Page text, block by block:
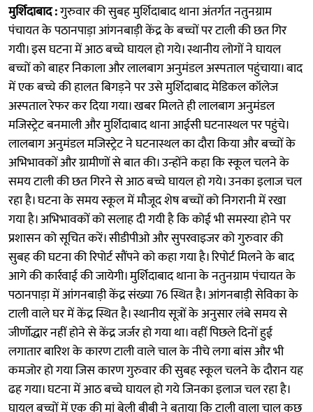
मुर्शिदाबाद :गुरुवार की सुबह मुर्शिदाबाद थाना अंतर्गत नतुनग्राम
पंचायत के पठानपाड़ा आंगनबाड़ी केंद्र के बच्चों पर टाली की छत गिर
गयी। इस घटना में आठ बच्चे घायल हो गये। स्थानीय लोगों ने घायल
बच्चों को बाहर निकाला और लालबाग अनुमंडल अस्पताल पहुंचाया। बाद
में एक बच्चे की हालत बिगड़ने पर उसे मुर्शिदाबाद मेडिकल कॉलेज
अस्पताल रेफर कर दिया गया। खबर मिलते ही लालबाग अनुमंडल
मजिस्ट्रेट बनमाली और मुर्शिदाबाद थाना आईसी घटनास्थल पर पहुंचे।
लालबाग अनुमंडल मजिस्ट्रेट ने घटनास्थल का दौरा किया और बच्चों के
अभिभावकों और ग्रामीणों से बात की। उन्होंने कहा कि स्कूल चलने के
समय टाली की छत गिरने से आठ बच्चे घायल हो गये। उनका इलाज चल
रहा है। घटना के समय स्कूल में मौजूद शेष बच्चों को निगरानी में रखा
गया है। अभिभावकों को सलाह दी गयी है कि कोई भी समस्या होने पर
प्रशासन को सूचित करें। सीडीपीओ और सुपरवाइजर को गुरुवार की
सुबह की घटना की रिपोर्ट सौंपने को कहा गया है। रिपोर्ट मिलने के बाद
आगे की कार्रवाई की जायेगी। मुर्शिदाबाद थाना के नतुनग्राम पंचायत के
पठानपाड़ा में आंगनबाड़ी केंद्र संख्या 76 स्थित है। आंगनबाड़ी सेविका के
टाली वाले घर में केंद्र स्थित है। स्थानीय सूत्रों के अनुसार लंबे समय से
जीर्णोद्धार नहीं होने से केंद्र जर्जर हो गया था। वहीं पिछले दिनों हुई
लगातार बारिश के कारण टाली वाले चाल के नीचे लगा बांस और भी
कमजोर हो गया जिस कारण गुरुवार की सुबह स्कूल चलने के दौरान यह
ढह गया। घटना में आठ बच्चे घायल हो गये जिनका इलाज चल रहा है।